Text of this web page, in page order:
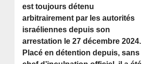
est toujours détenu
arbitrairement par les autorités
israéliennes depuis son
arrestation le 27 décembre 2024.
Placé en détention depuis, sans